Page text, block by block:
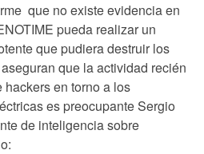
que no existe evidencia en
pueda realizar un
que pudiera destruir los
que la actividad recién
en torno a los
es preocupante Sergio
de inteligencia sobre